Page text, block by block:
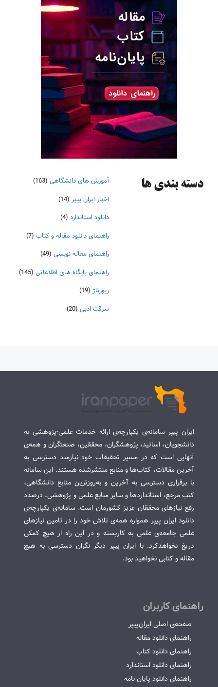
دسته‌ بندی ها آموزش های دانشگاهی (163)
اخبار ایران پیپر (14)
دانلود استاندارد (4)
راهنمای دانلود مقاله و کتاب (7)
راهنمای مقاله نویسی (49)
راهنمای پایگاه های اطلاعاتی (145)
رپورتاژ (19)
سرقت ادبی (20)
ایران پیپر سامانه‌ی یکپارچه‌ی ارائه خدمات علمی-پژوهشی به
دانشجویان، اساتید، پژوهشگران، محققین، صنعتگران و همه‌ی
آنهایی است که در مسیر تحقیقات خود نیازمند دسترسی به
آخرین مقالات، کتاب‌ها و منابع منتشرشده هستند. این سامانه
با برقراری دسترسی به آخرین و به‌روزترین منابع دانشگاهی،
کتب مرجع، استانداردها و سایر منابع علمی و پژوهشی، درصدد
رفع نیازهای محققان عزیز کشورمان است. سامانه‌ی یکپارچه‌ی
دانلود ایران پیپر همواره همه‌ی تلاش خود را در تامین نیازهای
علمی جامعه‌ی علمی به کاربسته و در این راه از هیچ کمکی
دریغ نخواهدکرد. با ایران پیپر دیگر نگران دسترسی به هیچ
مقاله و کتابی نخواهید بود.
راهنمای کاربران
صفحه‌ی اصلی ایران‌پیپر
راهنمای دانلود مقاله
راهنمای دانلود کتاب
راهنمای دانلود استاندارد
راهنمای دانلود پایان نامه